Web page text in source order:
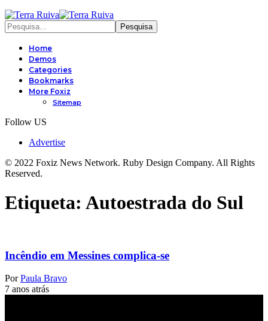
Home
Demos
Categories
Bookmarks
More Foxiz
Sitemap
Follow US
Advertise
© 2022 Foxiz News Network. Ruby Design Company. All Rights
Reserved.
Etiqueta: Autoestrada do Sul
Incêndio em Messines complica-se
Por Paula Bravo
7 anos atrás